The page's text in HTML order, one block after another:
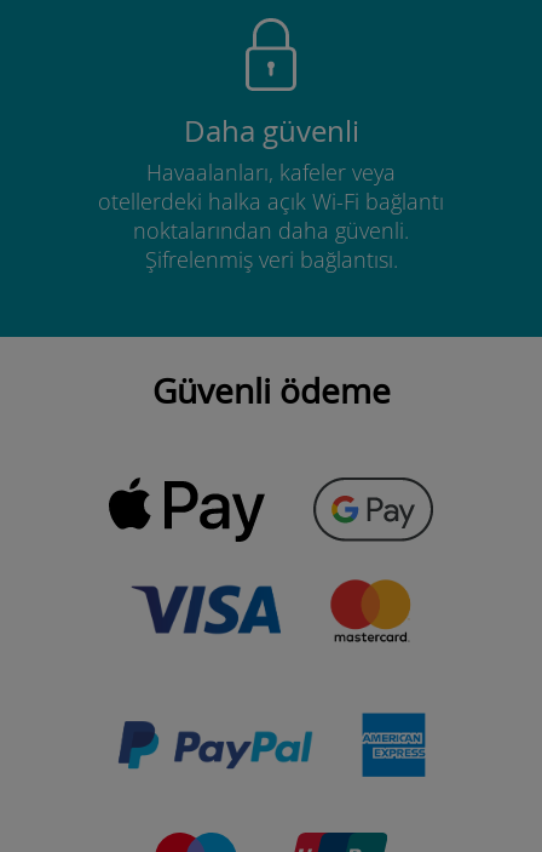
Daha güvenli
Havaalanları, kafeler veya
otellerdeki halka açık Wi-Fi bağlantı
noktalarından daha güvenli.
Şifrelenmiş veri bağlantısı.
Güvenli ödeme